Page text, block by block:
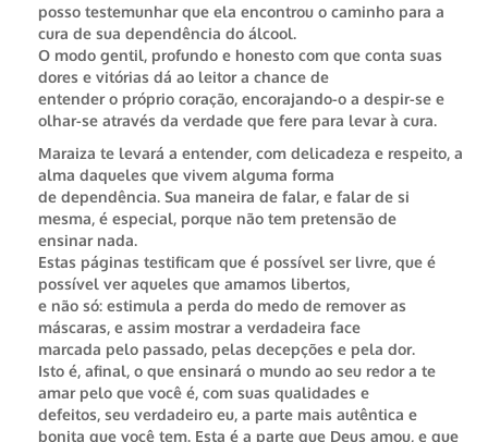
posso testemunhar que ela encontrou o caminho para a
cura de sua dependência do álcool.
O modo gentil, profundo e honesto com que conta suas
dores e vitórias dá ao leitor a chance de
entender o próprio coração, encorajando-o a despir-se e
olhar-se através da verdade que fere para levar à cura.
Maraiza te levará a entender, com delicadeza e respeito, a
alma daqueles que vivem alguma forma
de dependência. Sua maneira de falar, e falar de si
mesma, é especial, porque não tem pretensão de
ensinar nada.
Estas páginas testificam que é possível ser livre, que é
possível ver aqueles que amamos libertos,
e não só: estimula a perda do medo de remover as
máscaras, e assim mostrar a verdadeira face
marcada pelo passado, pelas decepções e pela dor.
Isto é, afinal, o que ensinará o mundo ao seu redor a te
amar pelo que você é, com suas qualidades e
defeitos, seu verdadeiro eu, a parte mais autêntica e
bonita que você tem. Esta é a parte que Deus amou, e que